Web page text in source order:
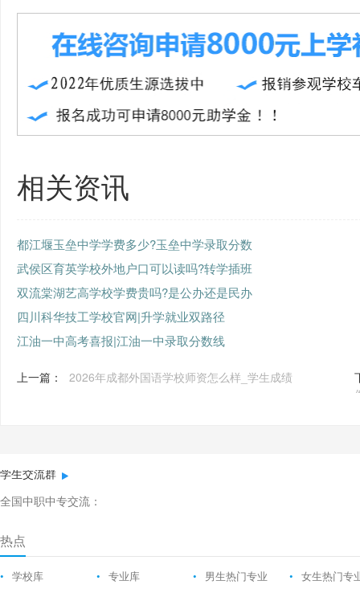
相关资讯
都江堰玉垒中学学费多少?玉垒中学录取分数
武侯区育英学校外地户口可以读吗?转学插班
双流棠湖艺高学校学费贵吗?是公办还是民办
四川科华技工学校官网|升学就业双路径
江油一中高考喜报|江油一中录取分数线
上一篇： 2026年成都外国语学校师资怎么样_学生成绩
学生交流群
全国中职中专交流：
热点
• 学校库 • 专业库 • 男生热门专业 • 女生热门专